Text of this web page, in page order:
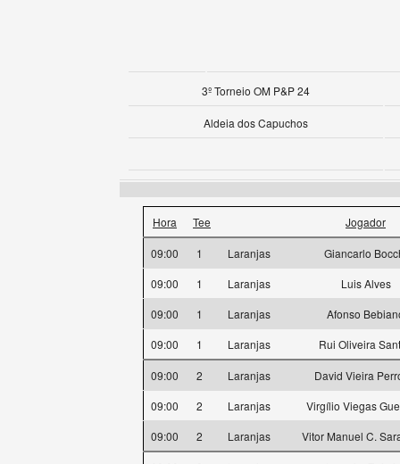
3º Torneio OM P&P 24
Aldeia dos Capuchos
Hora Tee Jogador
09:00 1 Laranjas
Giancarlo
09:00
1 Laranjas
Luis Alves
09:00
1 Laranjas
Afonso
09:00
1 Laranjas Rui Oliveira
09:00 2 Laranjas
David Vieira
09:00
2 Laranjas
Virgílio Viegas
09:00
2 Laranjas Vitor Manuel C.